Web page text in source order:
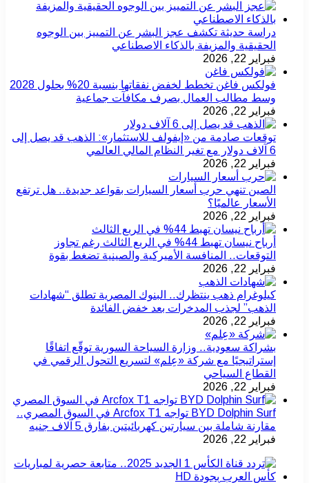
دراسة حديثة تكشف عجز البشر عن التمييز بين الوجوه
الحقيقية والمزيفة بالذكاء الاصطناعي
فبراير 22, 2026
فولكس فاغن تخطط لخفض نفقاتها بنسبة 20% بحلول 2028
وسط مطالب العمال بصرف مكافآت جماعية
فبراير 22, 2026
توقعات صادمة من «إيفولف للاستثمار»: الذهب قد يصل إلى
6 آلاف دولار مع تغير النظام المالي العالمي
فبراير 22, 2026
الصين تنهي حرب أسعار السيارات بقواعد جديدة.. هل ترتفع
الأسعار عالميًا؟
فبراير 22, 2026
أرباح نيسان تهبط 44% في الربع الثالث رغم تجاوز
التوقعات.. المنافسة الأميركية والصينية تضغط بقوة
فبراير 22, 2026
كيلوغرام ذهب ينتظرك.. البنوك المصرية تطلق “شهادات
الذهب” لجذب المدخرات بعد خفض الفائدة
فبراير 22, 2026
بشراكة سعودية.. وزارة السياحة السورية توقّع اتفاقًا
إستراتيجيًا مع شركة «عِلم» لتسريع التحول الرقمي في
القطاع السياحي
فبراير 22, 2026
BYD Dolphin Surf تواجه Arcfox T1 في السوق المصري..
مقارنة شاملة بين سيارتين كهربائيتين بفارق 5 آلاف جنيه
فبراير 22, 2026